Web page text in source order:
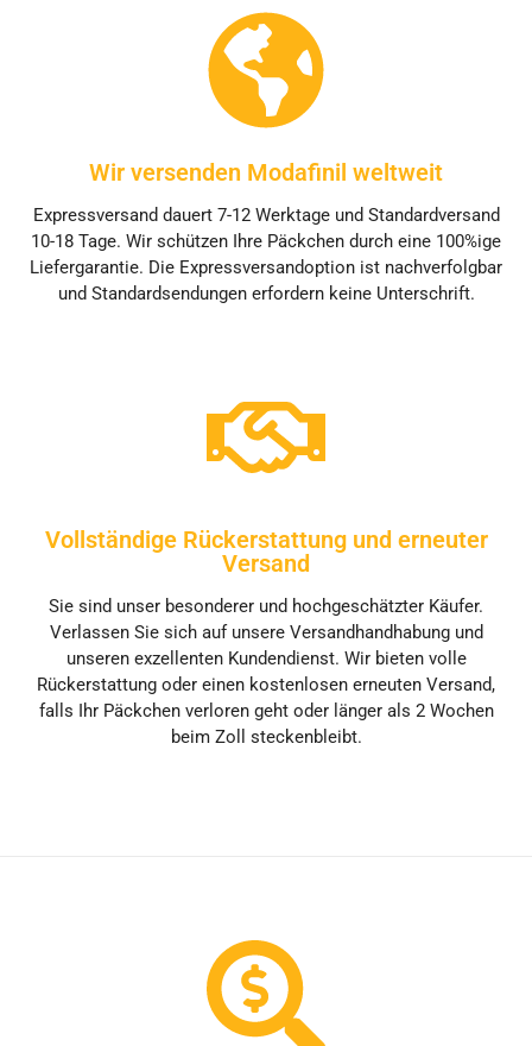
Wir versenden Modafinil weltweit
Expressversand dauert 7-12 Werktage und Standardversand
10-18 Tage. Wir schützen Ihre Päckchen durch eine 100%ige
Liefergarantie. Die Expressversandoption ist nachverfolgbar
und Standardsendungen erfordern keine Unterschrift.
Vollständige Rückerstattung und erneuter
Versand
Sie sind unser besonderer und hochgeschätzter Käufer.
Verlassen Sie sich auf unsere Versandhandhabung und
unseren exzellenten Kundendienst. Wir bieten volle
Rückerstattung oder einen kostenlosen erneuten Versand,
falls Ihr Päckchen verloren geht oder länger als 2 Wochen
beim Zoll steckenbleibt.